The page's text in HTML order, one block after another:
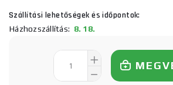
Szállítási lehetőségek és időpontok:
Házhozszállítás: 8. 18.